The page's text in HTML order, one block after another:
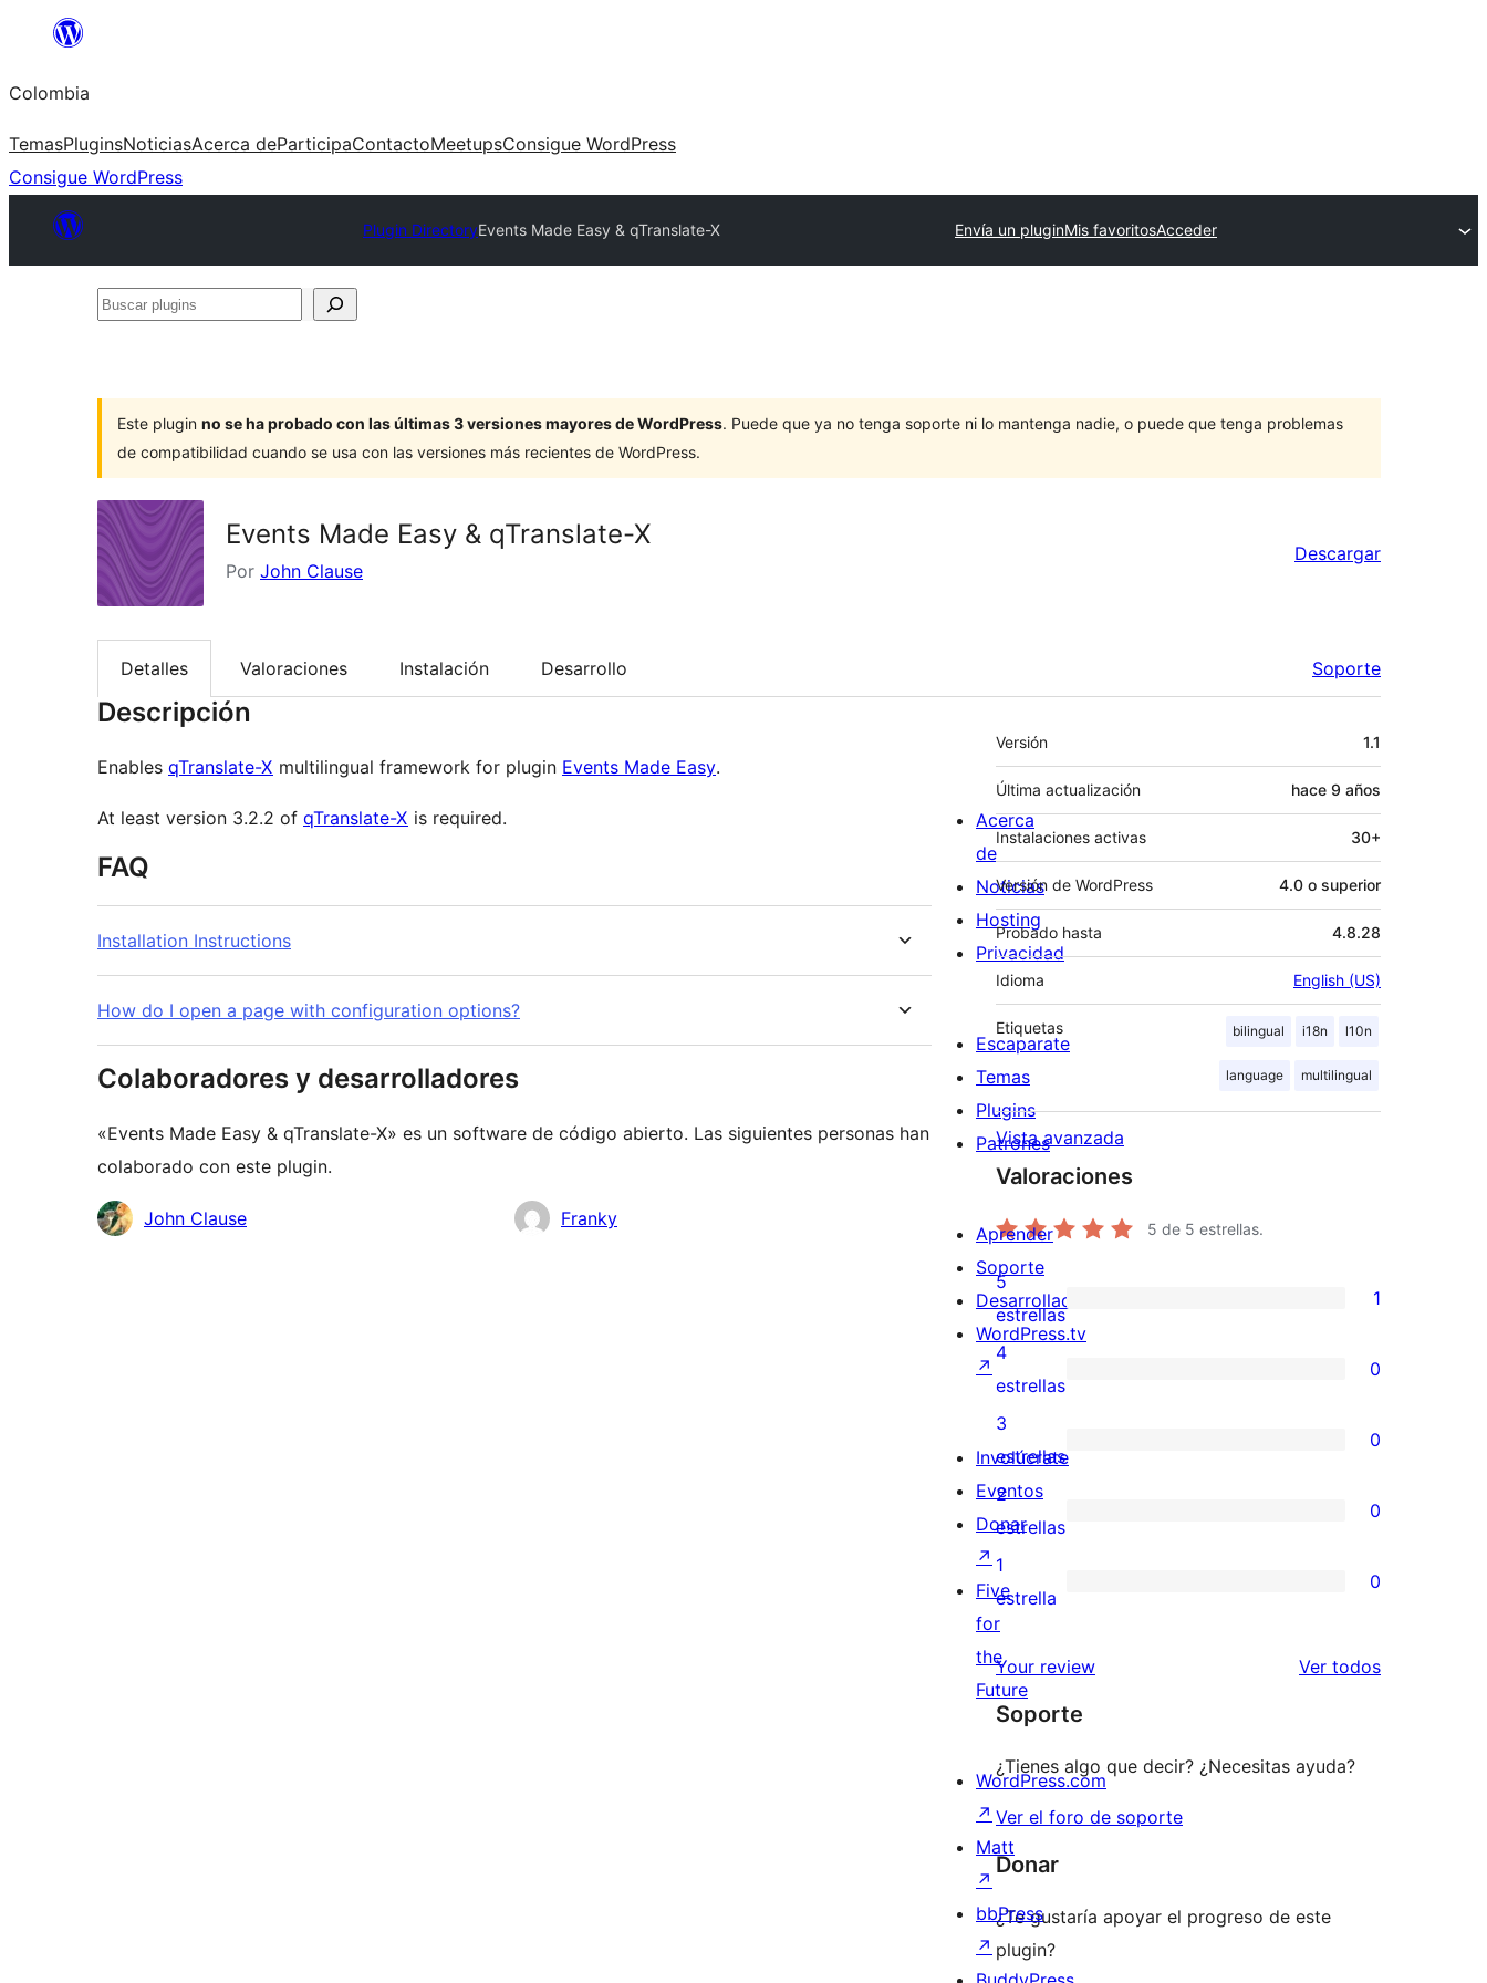
Saltar
contenido
Colombia
TemasPluginsNoticiasAcerca deParticipaContactoMeetupsConsigue WordPress
Consigue WordPress
Plugin DirectoryEvents Made Easy & qTranslate-X Envía un pluginMis favoritosAcceder
Buscar
Este plugin no se ha probado con las últimas 3 versiones mayores de WordPress. Puede que ya no tenga soporte ni lo mantenga nadie, o puede que tenga problemas
de compatibilidad cuando se usa con las versiones más recientes de WordPress.
Events Made Easy & qTranslate-X
Por John Clause
Descargar
Detalles Valoraciones Instalación Desarrollo Soporte
Descripción
Enables qTranslate-X multilingual framework for plugin Events Made Easy.
At least version 3.2.2 of qTranslate-X is required.
FAQ
Installation Instructions
How do I open a page with configuration options?
Colaboradores y desarrolladores
«Events Made Easy & qTranslate-X» es un software de código abierto. Las siguientes personas han
colaborado con este plugin.
Colaboradores
John Clause Franky
Meta
Versión 1.1
Última actualización hace 9 años
Instalaciones activas 30+
Versión de WordPress 4.0 o superior
Probado hasta 4.8.28
Idioma English (US)
Etiquetas bilingual i18n l10n
language multilingual
Vista avanzada
Valoraciones
5 de 5 estrellas.
1
valoración
de
5
estrellas
5
estrellas
1
0
valoraciones
de
4
estrellas
4
estrellas
0
0
valoraciones
de
3
estrellas
3
estrellas
0
0
valoraciones
de
2
estrellas
2
estrellas
0
0
valoraciones
de
1
estrellas
1
estrella
0
Your review Ver todoslos
Soporte
¿Tienes algo que decir? ¿Necesitas ayuda?
Ver el foro de soporte
Donar
¿Te gustaría apoyar el progreso de este
plugin?
Acerca
de
Noticias
Hosting
Privacidad
Escaparate
Temas
Plugins
Patrones
Aprender
Soporte
Desarrolladores
WordPress.tv
↗
Involúcrate
Eventos
Donar
↗
Five
for
the
Future
WordPress.com
↗
Matt
↗
bbPress
↗